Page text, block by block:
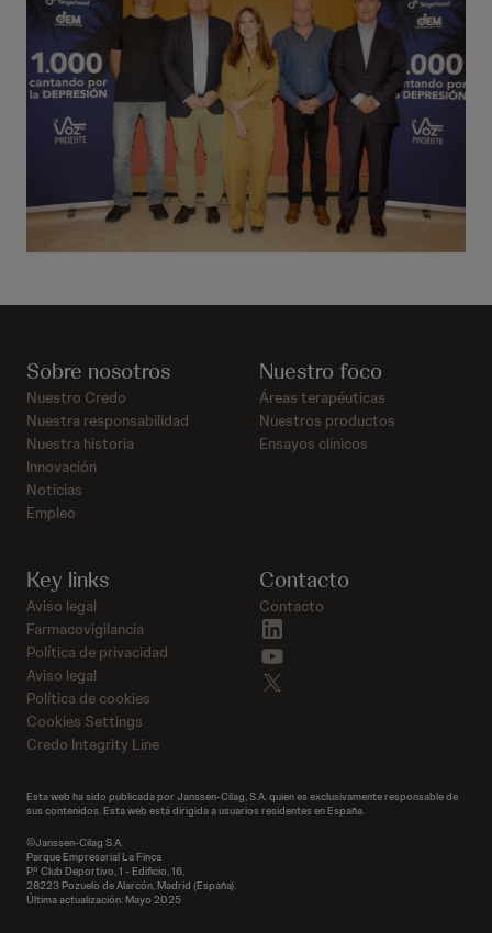
Sobre nosotros
Nuestro Credo
Nuestra responsabilidad
Nuestra historia
Innovación
Noticias
Empleo
Nuestro foco
Áreas terapéuticas
Nuestros productos
Ensayos clínicos
Contacto
Contacto
Key links
Aviso legal
Farmacovigilancia
Política de privacidad
Aviso legal
Política de cookies
Cookies Settings
Credo Integrity Line
Esta web ha sido publicada por Janssen-Cilag, S.A. quien es exclusivamente responsable de
sus contenidos. Esta web está dirigida a usuarios residentes en España.
©Janssen-Cilag S.A.
Parque Empresarial La Finca
P.º Club Deportivo, 1 - Edificio, 16,
28223 Pozuelo de Alarcón, Madrid (España).
Última actualización: Mayo 2025